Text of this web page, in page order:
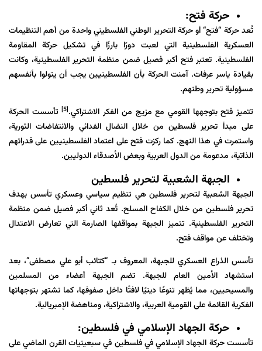
حركة فتح:
تُعدحركة “فتح“أو حركة التحرير الوطني الفلسطيني واحدة من أهم التنظيمات
العسكرية الفلسطينية التي لعبت دورًا بارزًا في تشكيل حركة المقاومة
الفلسطينية. تعتبر فتح أكبر فصيل ضمن منظمة التحرير الفلسطينية، وكانت
بقيادة ياسر عرفات. آمنت الحركة بأن الفلسطينيين يجب أن يتولوا بأنفسهم
مسؤولية تحرير وطنهم.
تتميز فتح بتوجهها القومي مع مزيج من الفكر الاشتراكي.[5] تأسست الحركة
على مبدأ تحرير فلسطين من خلال النضال الفدائي والانتفاضات الثورية،
واستمرت في هذا النهج. كما ركزت فتح على اعتماد الفلسطينيين على قدراتهم
الذاتية، مدعومة من الدول العربية وبعض الأصدقاء الدوليين.
الجبهة الشعبية لتحرير فلسطين
الجبهة الشعبية لتحرير فلسطينهي تنظيم سياسي وعسكري تأسس بهدف
تحرير فلسطين من خلال الكفاح المسلح. تُعد ثاني أكبر فصيل ضمن منظمة
التحرير الفلسطينية. تتميز الجبهة بمواقفها الصارمة التي تعارض الاعتدال
وتختلف عن مواقف فتح.
تأسس الذراع العسكري للجبهة، المعروف بـ “كتائب أبو علي مصطفى”، بعد
استشهاد الأمين العام للجبهة. تضم الجبهة أعضاء من المسلمين
والمسيحيين، مما يُظهر تنوعًا دينيًا لافتًا داخل صفوفها، كما تشتهر بتوجهاتها
الفكرية القائمة على القومية العربية، والاشتراكية، ومناهضة الإمبريالية.
حركة الجهاد الإسلامي في فلسطين:
تأسست حركة الجهاد الإسلامي في فلسطين في سبعينيات القرن الماضي على